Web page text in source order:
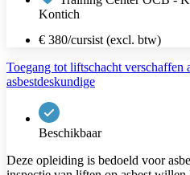
Kontich
€ 380/cursist (excl. btw)
Toegang tot liftschacht verschaffen
asbestdeskundige
Beschikbaar
Deze opleiding is bedoeld voor